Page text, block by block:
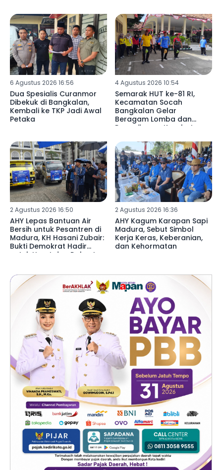
6 Agustus 2026 16:56
Dua Spesialis Curanmor
Dibekuk di Bangkalan,
Kembali ke TKP Jadi Awal
Petaka
4 Agustus 2026 10:54
Semarak HUT ke-81 RI,
Kecamatan Socah
Bangkalan Gelar
Beragam Lomba dan
Pemeriksaan Kesehatan
2 Agustus 2026 16:50
AHY Lepas Bantuan Air
Bersih untuk Pesantren di
Madura, KH Hasani Zubair:
Bukti Demokrat Hadir
untuk Umat dan Rakyat
2 Agustus 2026 16:36
AHY Kagum Karapan Sapi
Madura, Sebut Simbol
Kerja Keras, Keberanian,
dan Kehormatan